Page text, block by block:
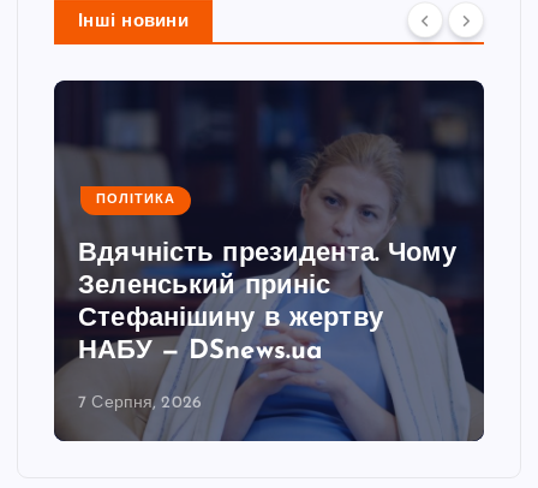
Інші новини
ПОЛІТИКА
Вдячність президента. Чому
Зеленський приніс
Стефанішину в жертву
НАБУ — DSnews.ua
7 Серпня, 2026